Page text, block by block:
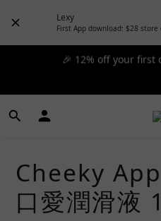
Lexy
First App download: $28 store
📦 $300+ for FREE SF
🎉 12% off your
Cheeky
口愛潤滑液